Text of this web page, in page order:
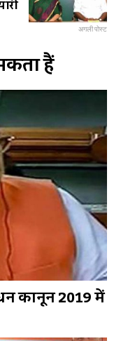
अगली पोस्ट
हैं
कानून 2019 में